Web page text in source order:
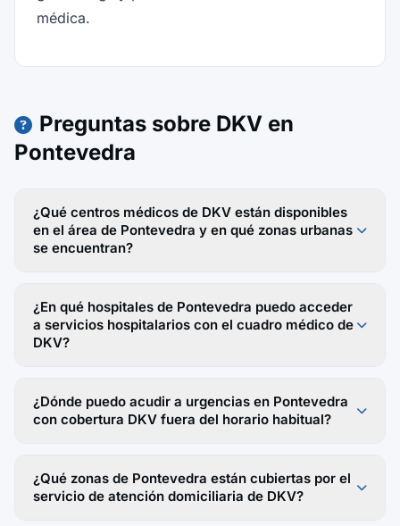
médica.
Preguntas sobre DKV en
Pontevedra
¿Qué centros médicos de DKV están disponibles
en el área de Pontevedra y en qué zonas urbanas
se encuentran?
¿En qué hospitales de Pontevedra puedo acceder
a servicios hospitalarios con el cuadro médico de
DKV?
¿Dónde puedo acudir a urgencias en Pontevedra
con cobertura DKV fuera del horario habitual?
¿Qué zonas de Pontevedra están cubiertas por el
servicio de atención domiciliaria de DKV?